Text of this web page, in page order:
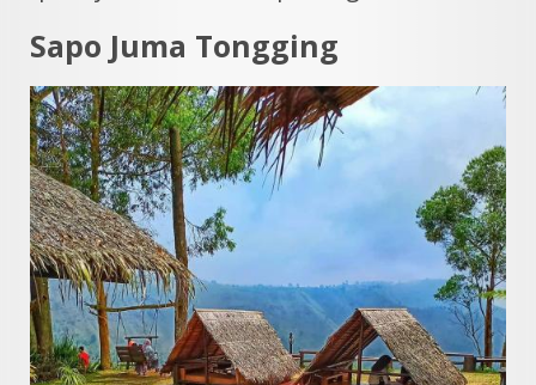
Sapo Juma Tongging